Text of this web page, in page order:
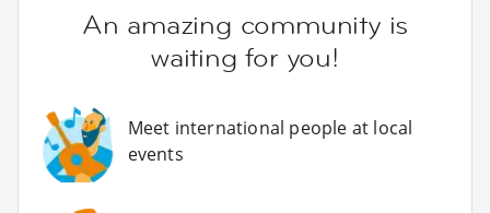
An amazing community is
waiting for you!
Meet international people at local
events